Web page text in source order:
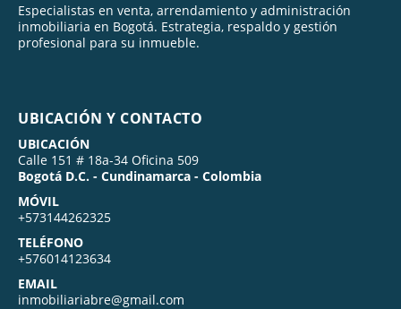
Especialistas en venta, arrendamiento y administración
inmobiliaria en Bogotá. Estrategia, respaldo y gestión
profesional para su inmueble.
UBICACIÓN Y CONTACTO
UBICACIÓN
Calle 151 # 18a-34 Oficina 509
Bogotá D.C. - Cundinamarca - Colombia
MÓVIL
+573144262325
TELÉFONO
+576014123634
EMAIL
inmobiliariabre@gmail.com